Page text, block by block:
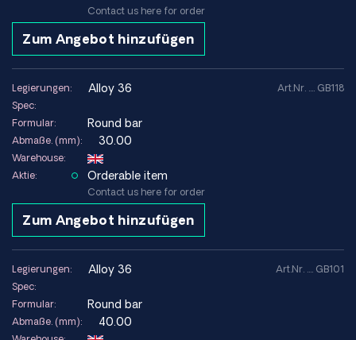
Contact us here for order
Zum Angebot hinzufügen
Legierungen: alloy 36
Spec:
Formular:
Round bar
Abmaße. (mm): 30.00
Warehouse:
Aktie:
Orderable item
Contact us here for order
Zum Angebot hinzufügen
Art.Nr. .... GB118
Legierungen: alloy 36
Spec:
Formular:
Round bar
Abmaße. (mm): 40.00
Art.Nr. .... GB101